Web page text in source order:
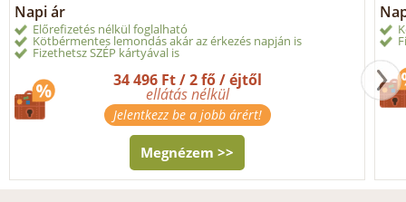
Napi ár
Előrefizetés nélkül foglalható
Kötbérmentes lemondás akár az érkezés napján is
Fizethetsz SZÉP kártyával is
34 496 Ft / 2 fő / éjtől
ellátás nélkül
Jelentkezz be a jobb árért!
Megnézem >>